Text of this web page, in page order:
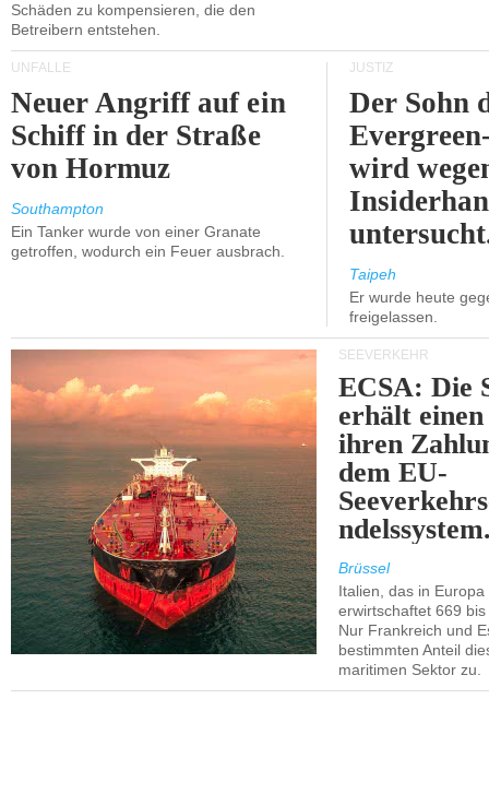
Schäden zu kompensieren, die den
Betreibern entstehen.
UNFÄLLE
Neuer Angriff auf ein
Schiff in der Straße
von Hormuz
Southampton
Ein Tanker wurde von einer Granate
getroffen, wodurch ein Feuer ausbrach.
JUSTIZ
Der Sohn
wird
Taipeh
Er wurde heute
freigelassen.
SEEVERKEHR
ECSA: Die
erhält
ihren
dem EU-
Brüssel
Italien, das in
erwirtschaftet 669
Nur Frankreich und
bestimmten Anteil
maritimen Sektor zu.